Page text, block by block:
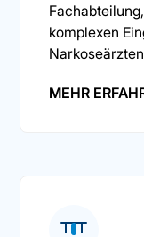
komplexen
MEHR